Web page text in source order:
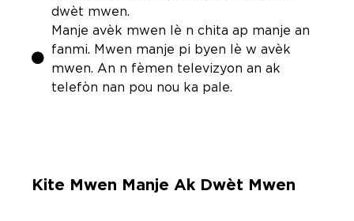
dwèt mwen.
Manje avèk mwen lè n chita ap manje an
fanmi. Mwen manje pi byen lè w avèk
mwen. An n fèmen televizyon an ak
telefòn nan pou nou ka pale.
Kite Mwen Manje Ak Dwèt Mwen